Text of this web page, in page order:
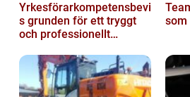
Yrkesförarkompetensbevi
s grunden för ett tryggt
och professionellt
som